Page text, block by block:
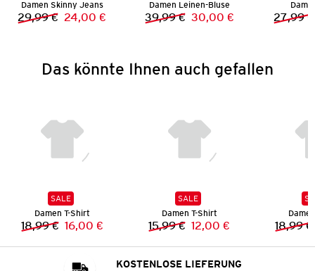
Damen Skinny Jeans
Vorheriger Preis:
29,99 € Neuer Preis:
24,00 €
Damen Leinen-Bluse
Vorheriger Preis:
39,99 € Neuer Preis:
30,00 € 27,99 €
Das könnte Ihnen auch gefallen
SALE
Damen T-Shirt
Vorheriger Preis:
18,99 € Neuer Preis:
16,00 €
SALE
Damen T-Shirt
Vorheriger Preis:
15,99 € Neuer Preis:
12,00 € 18,99 €
KOSTENLOSE LIEFERUNG